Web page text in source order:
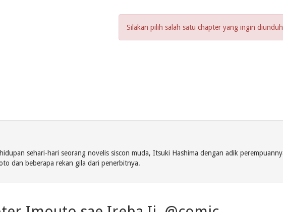
Silakan pilih salah satu chapter yang ingin
sehari-hari seorang novelis siscon muda, Itsuki Hashima dengan adik
dan beberapa rekan gila dari penerbitnya.